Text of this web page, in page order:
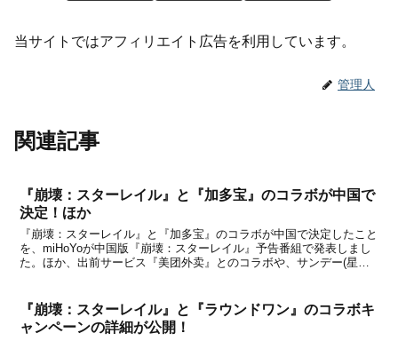
当サイトではアフィリエイト広告を利用しています。
管理人
関連記事
『崩壊：スターレイル』と『加多宝』のコラボが中国で
決定！ほか
『崩壊：スターレイル』と『加多宝』のコラボが中国で決定したこと
を、miHoYoが中国版『崩壊：スターレイル』予告番組で発表しまし
た。ほか、出前サービス『美团外卖』とのコラボや、サンデー(星期
『崩壊：スターレイル』と『ラウンドワン』のコラボキ
ャンペーンの詳細が公開！